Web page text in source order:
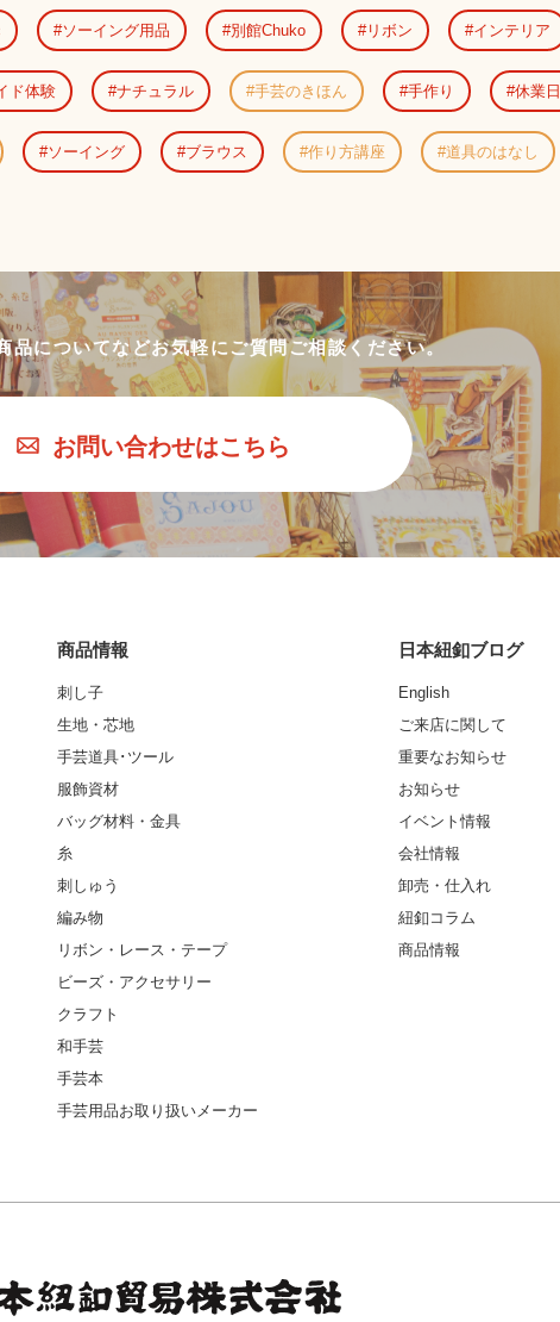
ソーイング用品 別館Chuko リボン インテリア
ド体験 ナチュラル 手芸のきほん 手作り 休業日
ソーイング ブラウス 作り方講座 道具のはなし
品についてなどお気軽にご質問ご相談ください。
お問い合わせはこちら
商品情報
刺し子
生地・芯地
手芸道具･ツール
服飾資材
バッグ材料・金具
糸
刺しゅう
編み物
リボン・レース・テープ
ビーズ・アクセサリー
クラフト
和手芸
手芸本
手芸用品お取り扱いメーカー
日本紐釦ブログ
English
ご来店に関して
重要なお知らせ
お知らせ
イベント情報
会社情報
卸売・仕入れ
紐釦コラム
商品情報